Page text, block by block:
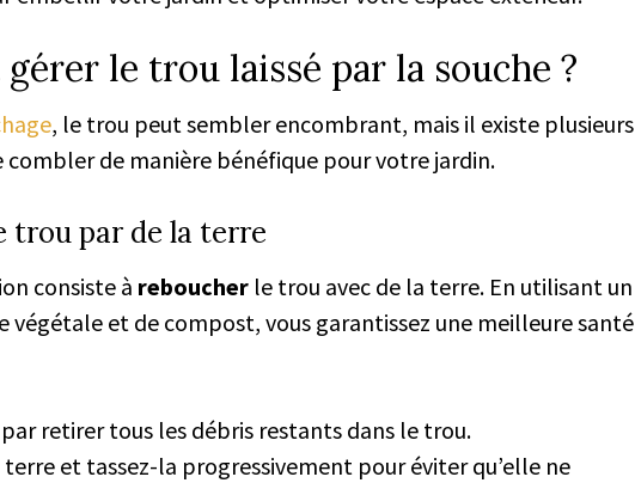
le trou laissé par la souche ?
, le trou peut sembler encombrant, mais il existe plusieurs
de manière bénéfique pour votre jardin.
trou par de la terre
consiste à reboucher le trou avec de la terre. En utilisant un
végétale et de compost, vous garantissez une meilleure santé
retirer tous les débris restants dans le trou.
et tassez-la progressivement pour éviter qu’elle ne